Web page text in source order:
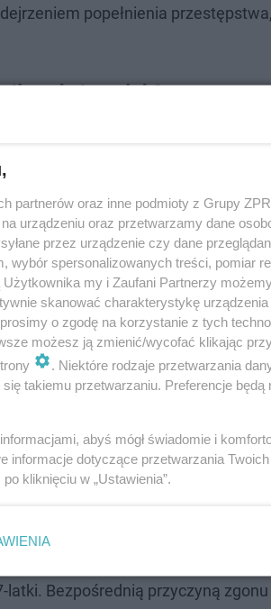
popełnienia
sekcja zwłok?
śledztwo w sprawie. Jak
na przedstawienie 45-
z prawa do odmowy
wobec niego środka
Bezpośrednią przyczyną zgonu
partnerów oraz inne podmioty z Grupy
urządzeniu oraz przetwarzamy dane
przez urządzenie czy dane
wybór spersonalizowanych treści, pomiar
Użytkownika my i Zaufani Partnerzy
skanować charakterystykę
o zgodę na korzystanie z tych
możesz ją zmienić/wycofać klikając
. Niektóre rodzaje przetwarzania
takiemu przetwarzaniu. Preferencje będą
abyś mógł świadomie i
informacje dotyczące przetwarzania
po kliknięciu w „Ustawienia”.